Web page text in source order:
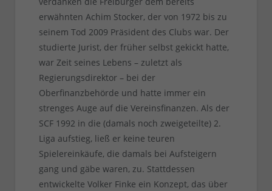
erwähnten Achim Stocker, der von 1972 bis zu
seinem Tod 2009 Präsident des Clubs war. Der
studierte Jurist, der früher selbst gekickt hatte,
war Zeit seines Lebens – zuletzt als
Regierungsdirektor – bei der
Oberfinanzbehörde und hatte immer ein
strenges Auge auf die Vereinsfinanzen. Als der
SCF 1992 in die (damals noch zweigeteilte) 2.
Liga aufstieg, ließ er keine teuren
Spielereinkäufe, die damals bei Aufsteigern
gang und gäbe waren, zu. Stattdessen
entwickelte Volker Finke ein Konzept, das über